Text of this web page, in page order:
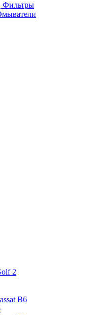
Фильтры
2
B6